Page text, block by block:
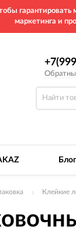
маркетинга и
Блог
Клейкие